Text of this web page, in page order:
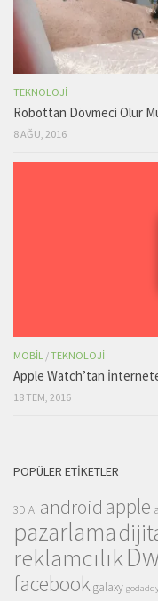
TEKNOLOJI
Robottan Dövmeci Olur
8 AĞU, 2016
MOBIL /TEKNOLOJI
Apple Watch’tan
18 TEM, 2016
POPÜLER ETIKETLER
3D AI android apple
pazarlama
reklamcılık
facebookgalaxy